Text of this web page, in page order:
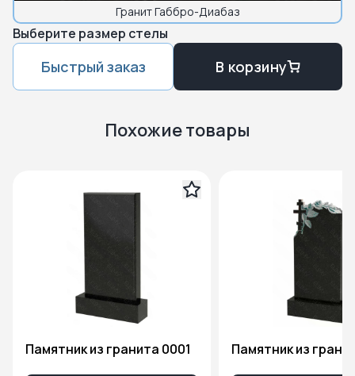
Гранит Габбро-Диабаз
Выберите размер стелы
Быстрый заказ В корзину
Похожие товары
Памятник из гранита 0001